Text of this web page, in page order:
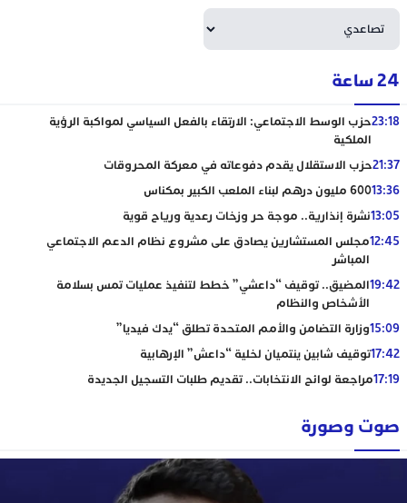
24 ساعة
23:18حزب الوسط الاجتماعي: الارتقاء بالفعل السياسي لمواكبة الرؤية
الملكية
21:37حزب الاستقلال يقدم دفوعاته في معركة المحروقات
13:36600 مليون درهم لبناء الملعب الكبير بمكناس
13:05نشرة إنذارية.. موجة حر وزخات رعدية ورياح قوية
12:45مجلس المستشارين يصادق على مشروع نظام الدعم الاجتماعي
المباشر
19:42المضيق.. توقيف “داعشي” خطط لتنفيذ عمليات تمس بسلامة
الأشخاص والنظام
15:09وزارة التضامن والأمم المتحدة تطلق “يدك فيديا”
17:42توقيف شابين ينتميان لخلية “داعش” الإرهابية
17:19مراجعة لوائح الانتخابات.. تقديم طلبات التسجيل الجديدة
صوت وصورة